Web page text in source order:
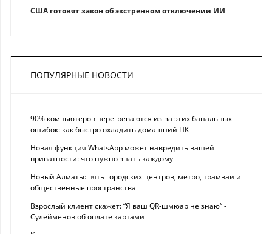
США готовят закон об экстренном отключении ИИ
ПОПУЛЯРНЫЕ НОВОСТИ
90% компьютеров перегреваются из-за этих банальных
ошибок: как быстро охладить домашний ПК
Новая функция WhatsApp может навредить вашей
приватности: что нужно знать каждому
Новый Алматы: пять городских центров, метро, трамваи и
общественные пространства
Взрослый клиент скажет: “Я ваш QR-шмюар не знаю“ -
Сулейменов об оплате картами